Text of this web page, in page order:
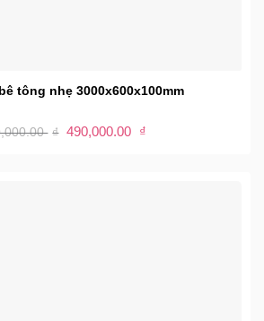
tông nhẹ 3000x600x100mm
₫ Giá
490,000.00 ₫Giá